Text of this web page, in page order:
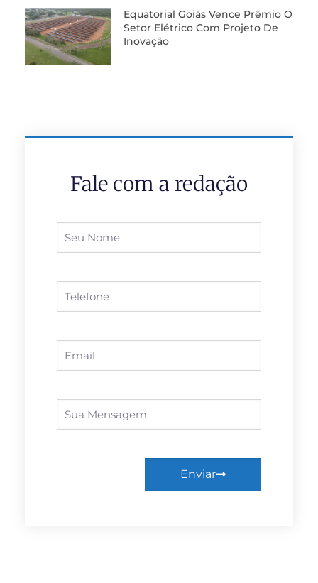
Equatorial Goiás Vence Prêmio O
Setor Elétrico Com Projeto De
Inovação
Fale com a redação
Enviar